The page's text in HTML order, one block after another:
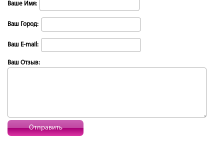
Ваше Имя:
Ваш Город:
Ваш E-mail:
Ваш Отзыв:
Отправить